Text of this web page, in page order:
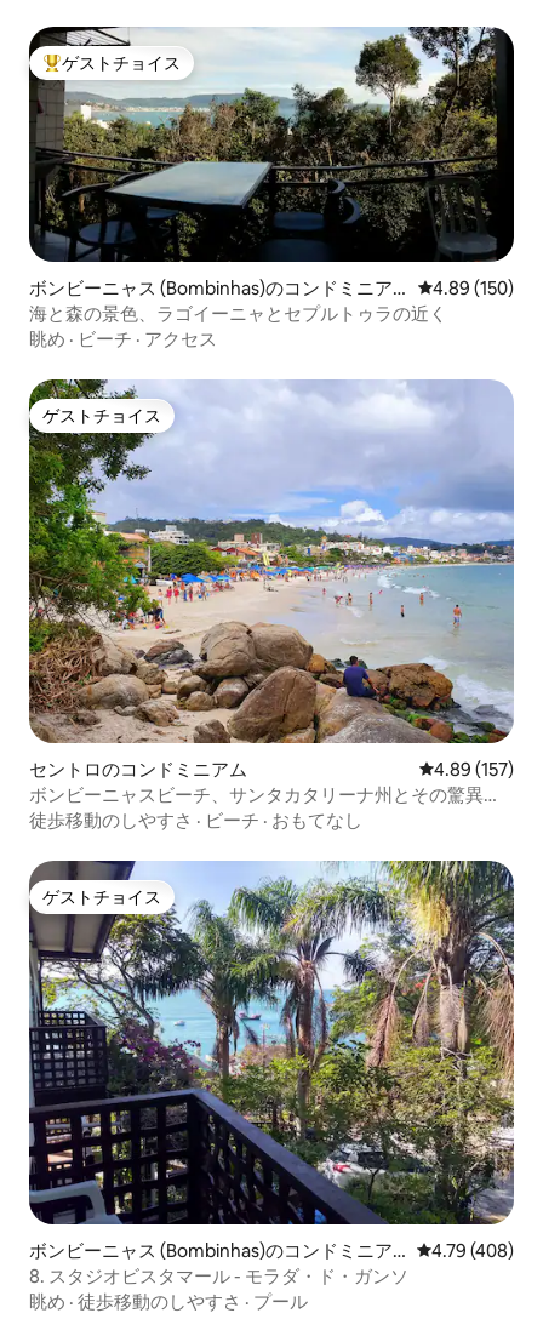
大好評のゲストチョイスです。
ゲストチョイス
ボンビーニャス (Bombinhas)のコンドミニア
ム
レビュー150
4.89 (150)
海と森の景色、ラゴイーニャとセプルトゥラの近く
眺め · ビーチ · アクセス
ゲストチョイス
ゲストチョイス
セントロのコンドミニアム レビュー157
4.89 (157)
ボンビーニャスビーチ、サンタカタリーナ州とその驚異を
お楽しみください！
徒歩移動のしやすさ · ビーチ · おもてなし
ゲストチョイス
ゲストチョイス
ボンビーニャス (Bombinhas)のコンドミニア
ム
レビュー408
4.79 (408)
8. スタジオビスタマール - モラダ・ド・ガンソ
眺め · 徒歩移動のしやすさ · プール